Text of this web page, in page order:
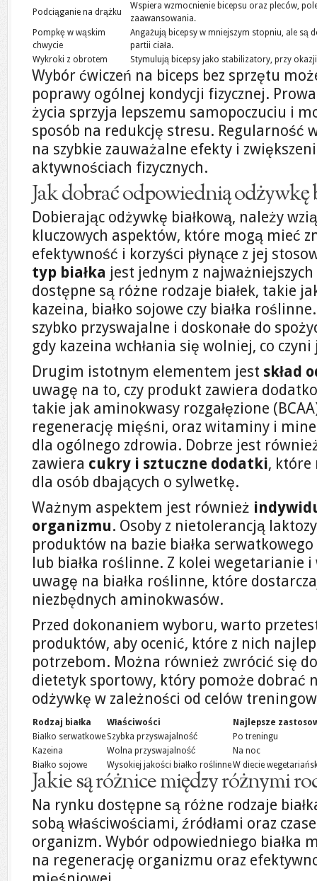
Podciąganie na drążku
Wspiera wzmocnienie bicepsu oraz pleców,
zaawansowania.
Pompkę w wąskim
chwycie
Angażują bicepsy w mniejszym stopniu, ale są
partii ciała.
Wykroki z obrotem
Stymulują bicepsy jako stabilizatory, przy
Wybór ćwiczeń na biceps bez sprzętu
poprawy ogólnej kondycji fizycznej.
życia sprzyja lepszemu samopoczuciu i
sposób na redukcję stresu. Regularność
na szybkie zauważalne efekty i
aktywnościach fizycznych.
Jak dobrać odpowiednią odżywkę
Dobierając odżywkę białkową, należy
kluczowych aspektów, które mogą mieć
efektywność i korzyści płynące z jej
typ białka jest jednym z
dostępne są różne rodzaje białek, takie
kazeina, białko sojowe czy białka
szybko przyswajalne i doskonałe do
gdy kazeina wchłania się wolniej, co
Drugim istotnym elementem jest skład
uwagę na to, czy produkt zawiera
takie jak aminokwasy rozgałęzione
regenerację mięśni, oraz witaminy i
dla ogólnego zdrowia. Dobrze jest
zawiera cukry i sztuczne dodatki, które
dla osób dbających o sylwetkę.
Ważnym aspektem jest również
organizmu. Osoby z nietolerancją
produktów na bazie białka
lub białka roślinne. Z kolei wegetarianie
uwagę na białka roślinne, które
niezbędnych aminokwasów.
Przed dokonaniem wyboru, warto
produktów, aby ocenić, które z nich
potrzebom. Można również zwrócić się
dietetyk sportowy, który pomoże dobrać
odżywkę w zależności od celów
Rodzaj białka Właściwości
Najlepsze
Białko serwatkowe Szybka przyswajalność
Po treningu
Kazeina
Wolna przyswajalność
Na noc
Białko sojowe
Wysokiej jakości białko roślinneW diecie
Jakie są różnice między różnymi
Na rynku dostępne są różne rodzaje
sobą właściwościami, źródłami oraz
organizm. Wybór odpowiedniego białka
na regenerację organizmu oraz